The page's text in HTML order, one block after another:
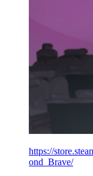
https://
ond_Brave/